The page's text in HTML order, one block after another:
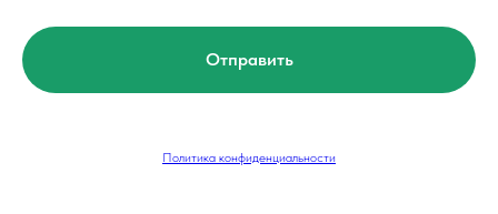
Отправить
Политика конфиденциальности